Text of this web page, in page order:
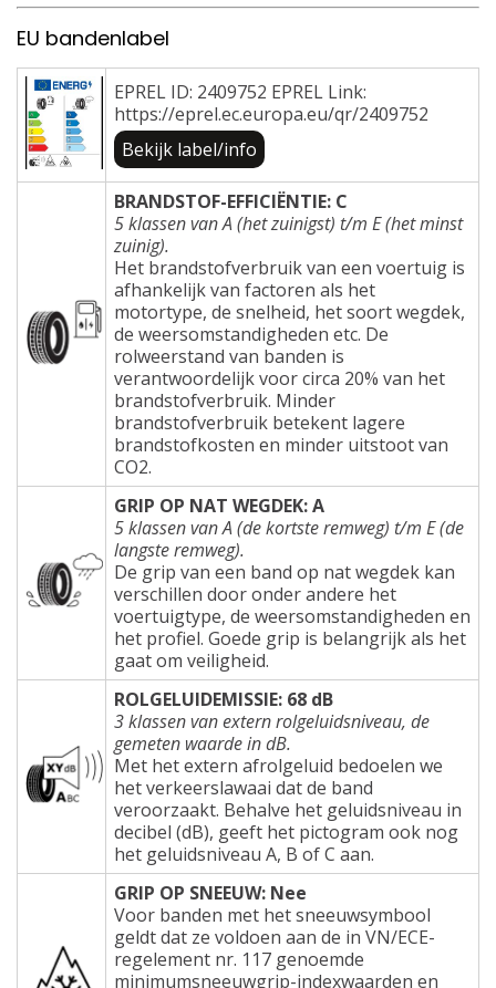
EU bandenlabel
EPREL ID: 2409752 EPREL Link:
https://eprel.ec.europa.eu/qr/2409752
Bekijk label/info
BRANDSTOF-EFFICIËNTIE: C
5 klassen van A (het zuinigst) t/m E (het minst
zuinig).
Het brandstofverbruik van een voertuig is
afhankelijk van factoren als het
motortype, de snelheid, het soort wegdek,
de weersomstandigheden etc. De
rolweerstand van banden is
verantwoordelijk voor circa 20% van het
brandstofverbruik. Minder
brandstofverbruik betekent lagere
brandstofkosten en minder uitstoot van
CO2.
GRIP OP NAT WEGDEK: A
5 klassen van A (de kortste remweg) t/m E (de
langste remweg).
De grip van een band op nat wegdek kan
verschillen door onder andere het
voertuigtype, de weersomstandigheden en
het profiel. Goede grip is belangrijk als het
gaat om veiligheid.
ROLGELUIDEMISSIE: 68 dB
3 klassen van extern rolgeluidsniveau, de
gemeten waarde in dB.
Met het extern afrolgeluid bedoelen we
het verkeerslawaai dat de band
veroorzaakt. Behalve het geluidsniveau in
decibel (dB), geeft het pictogram ook nog
het geluidsniveau A, B of C aan.
GRIP OP SNEEUW: Nee
Voor banden met het sneeuwsymbool
geldt dat ze voldoen aan de in VN/ECE-
regelement nr. 117 genoemde
minimumsneeuwgrip-indexwaarden en